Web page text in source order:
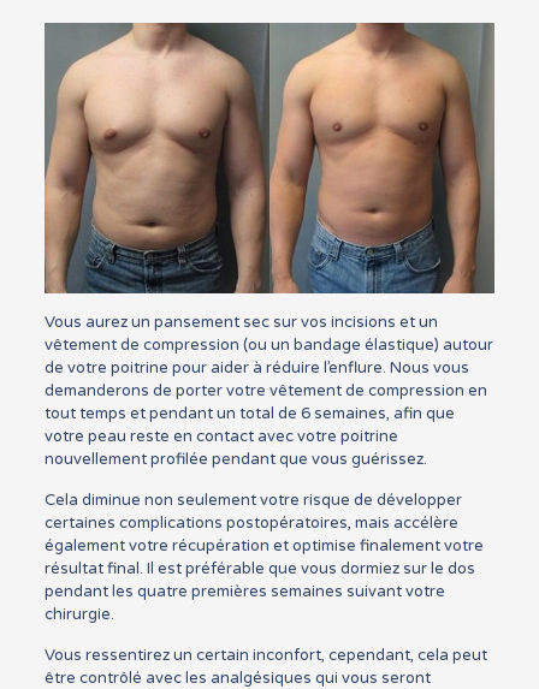
Vous aurez un pansement sec sur vos incisions et un
vêtement de compression (ou un bandage élastique) autour
de votre poitrine pour aider à réduire l’enflure. Nous vous
demanderons de porter votre vêtement de compression en
tout temps et pendant un total de 6 semaines, afin que
votre peau reste en contact avec votre poitrine
nouvellement profilée pendant que vous guérissez.
Cela diminue non seulement votre risque de développer
certaines complications postopératoires, mais accélère
également votre récupération et optimise finalement votre
résultat final. Il est préférable que vous dormiez sur le dos
pendant les quatre premières semaines suivant votre
chirurgie.
Vous ressentirez un certain inconfort, cependant, cela peut
être contrôlé avec les analgésiques qui vous seront